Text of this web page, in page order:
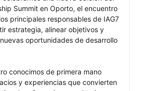
Summit en Oporto, el encuentro
principales responsables de IAG7
estrategia, alinear objetivos y
oportunidades de desarrollo
conocimos de primera mano
y experiencias que convierten